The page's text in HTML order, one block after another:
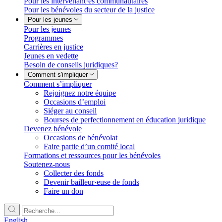
Pour les bénévoles du secteur de la justice
Pour les jeunes
Pour les jeunes
Programmes
Carrières en justice
Jeunes en vedette
Besoin de conseils juridiques?
Comment s'impliquer
Comment s’impliquer
Rejoignez notre équipe
Occasions d’emploi
Siéger au conseil
Bourses de perfectionnement en éducation juridique
Devenez bénévole
Occasions de bénévolat
Faire partie d’un comité local
Formations et ressources pour les bénévoles
Soutenez-nous
Collecter des fonds
Devenir bailleur·euse de fonds
Faire un don
English